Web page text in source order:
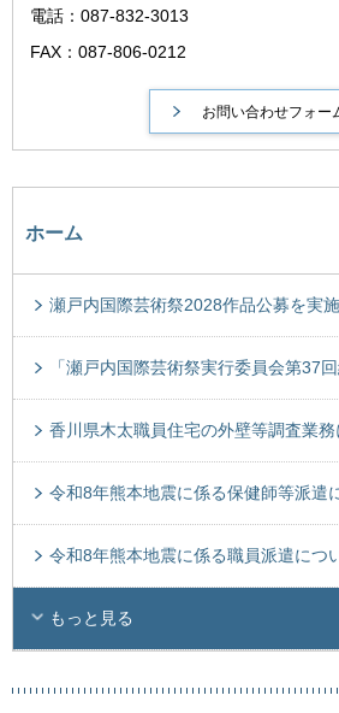
電話：087-832-3013
FAX：087-806-0212
ホーム
瀬戸内国際芸術祭2028作品公募を実
「瀬戸内国際芸術祭実行委員会第37
香川県木太職員住宅の外壁等調査業
令和8年熊本地震に係る保健師等派遣
令和8年熊本地震に係る職員派遣につ
もっと見る